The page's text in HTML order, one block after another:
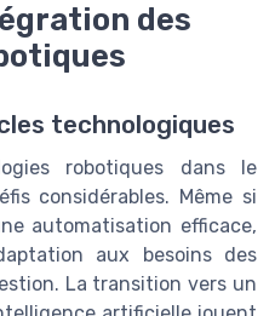
des
technologiques
robotiques dans le
considérables. Même si
automatisation efficace,
aux besoins des
La transition vers un